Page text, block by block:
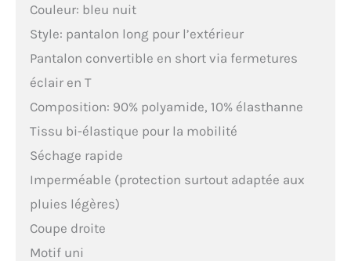
Couleur: bleu nuit
Style: pantalon long pour l’extérieur
Pantalon convertible en short via fermetures
éclair en T
Composition: 90% polyamide, 10% élasthanne
Tissu bi-élastique pour la mobilité
Séchage rapide
Imperméable (protection surtout adaptée aux
pluies légères)
Coupe droite
Motif uni